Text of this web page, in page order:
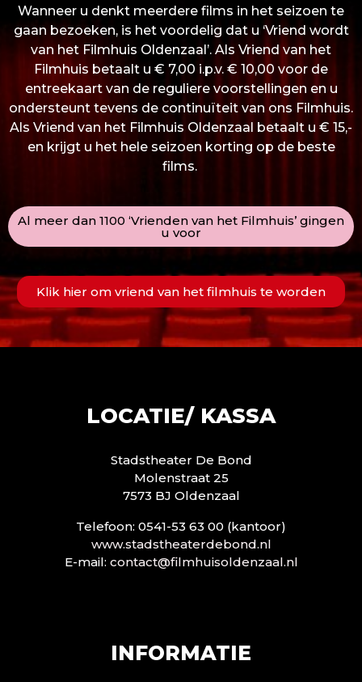
Wanneer u denkt meerdere films in het seizoen te
gaan bezoeken, is het voordelig dat u ‘Vriend wordt
van het Filmhuis Oldenzaal’. Als Vriend van het
Filmhuis betaalt u € 7,00 i.p.v. € 10,00 voor de
entreekaart van de reguliere voorstellingen en u
ondersteunt tevens de continuïteit van ons Filmhuis.
Als Vriend van het Filmhuis Oldenzaal betaalt u € 15,-
en krijgt u het hele seizoen korting op de beste
films.
Al meer dan 1100 ‘Vrienden van het Filmhuis’ gingen
u voor
Klik hier om vriend van het filmhuis te worden
LOCATIE/ KASSA
Stadstheater De Bond
Molenstraat 25
7573 BJ Oldenzaal
Telefoon: 0541-53 63 00 (kantoor)
www.stadstheaterdebond.nl
E-mail: contact@filmhuisoldenzaal.nl
INFORMATIE